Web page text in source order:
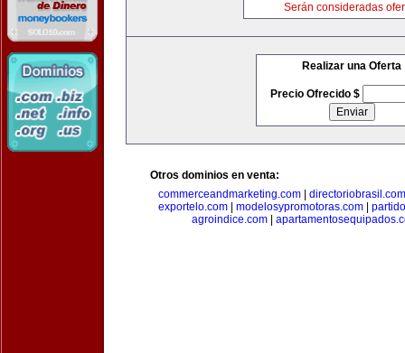
Serán consideradas
Realizar una Oferta
Precio Ofrecido $
Otros dominios en venta:
commerceandmarketing.com| directoriobrasil.com
exportelo.com
modelosypromotoras.com
agroindice.com